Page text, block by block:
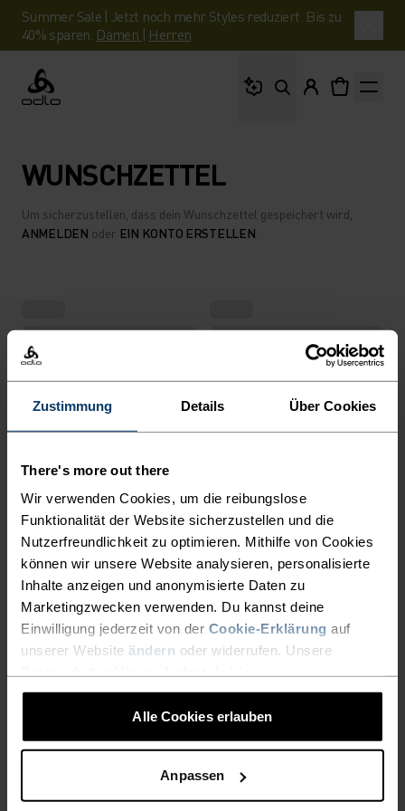
Zustimmung Details Über Cookies
There's more out there
Wir verwenden Cookies, um die reibungslose
Funktionalität der Website sicherzustellen und die
Nutzerfreundlichkeit zu optimieren. Mithilfe von Cookies
können wir unsere Website analysieren, personalisierte
Inhalte anzeigen und anonymisierte Daten zu
Marketingzwecken verwenden. Du kannst deine
Einwilligung jederzeit von der Cookie-Erklärung auf
unserer Website ändern oder widerrufen. Unsere
Alle Cookies erlauben
Anpassen
Summer Sale | Jetzt noch mehr Styles reduziert. Bis zu
40% sparen. Damen | Herren
Odlo
WUNSCHZETTEL
Um sicherzustellen, dass dein Wunschzettel gespeichert wird,
ANMELDEN oder EIN KONTO ERSTELLEN